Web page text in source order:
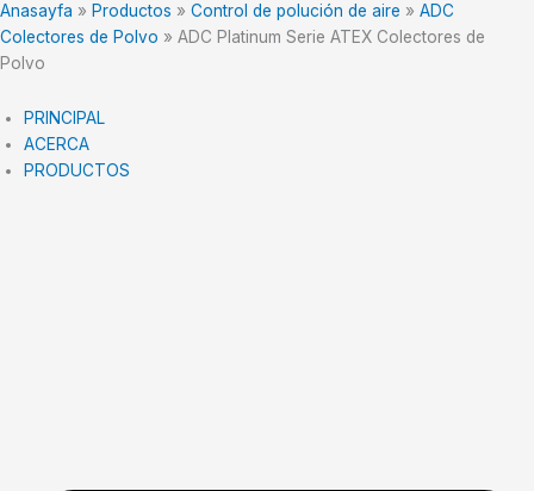
Anasayfa » Productos » Control de polución de aire » ADC
Colectores de Polvo » ADC Platinum Serie ATEX Colectores de
Polvo
PRINCIPAL
ACERCA
PRODUCTOS